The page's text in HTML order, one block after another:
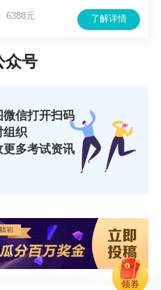
了解详情
6388元
众号
微信打开扫码
组织
更多考试资讯
领券